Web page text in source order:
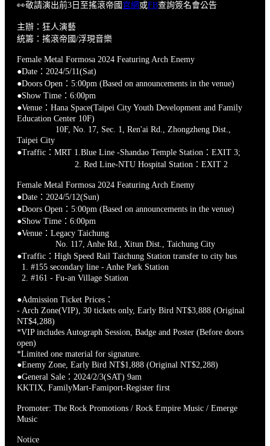
👀敬請演出前3日至搖滾帝國 官網 或FB查詢簽名會公告
主辦：狂人演藝
統籌：搖滾帝國/浮現音樂
Female Metal Formosa 2024 Featuring Arch Enemy
●Date：2024/5/11(Sat)
●Doors Open：5:00pm (Based on announcements in the venue)
●Show Time：6:00pm
●Venue：Hana Space(Taipei City Youth Development and Family
Education Center 10F)
10F, No. 17, Sec. 1, Ren'ai Rd., Zhongzheng Dist.,
Taipei City
●Traffic：MRT 1.Blue Line -Shandao Temple Station：EXIT 3;
2. Red Line-NTU Hospital Station：EXIT 2
Female Metal Formosa 2024 Featuring Arch Enemy
●Date：2024/5/12(Sun)
●Doors Open：5:00pm (Based on announcements in the venue)
●Show Time：6:00pm
●Venue：Legacy Taichung
No. 117, Anhe Rd., Xitun Dist., Taichung City
●Traffic：High Speed Rail Taichung Station transfer to city bus
1. #155 secondary line - Anhe Park Station
2. #161 - Fu-an Village Station
●Admission Ticket Prices：
- Arch Zone(VIP), 30 tickets only, Early Bird NT$3,888 (Original
NT$4,288)
*VIP includes Autograph Session, Badge and Poster (Before doors
open)
*Limited one material for signature.
●Enemy Zone, Early Bird NT$1,888 (Original NT$2,288)
●General Sale：2024/2/3(SAT) 9am
KKTIX, FamilyMart-Famiport-Register first
Promoter: The Rock Promotions / Rock Empire Music / Emerge
Music
Notice